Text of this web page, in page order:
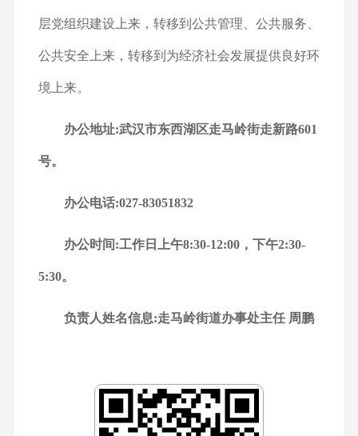
层党组织建设上来，转移到公共管理、公共服务、
公共安全上来，转移到为经济社会发展提供良好环
境上来。
办公地址:武汉市东西湖区走马岭街走新路601
号。
办公电话:027-83051832
办公时间:工作日上午8:30-12:00，下午2:30-
5:30。
负责人姓名信息:走马岭街道办事处主任 周鹏